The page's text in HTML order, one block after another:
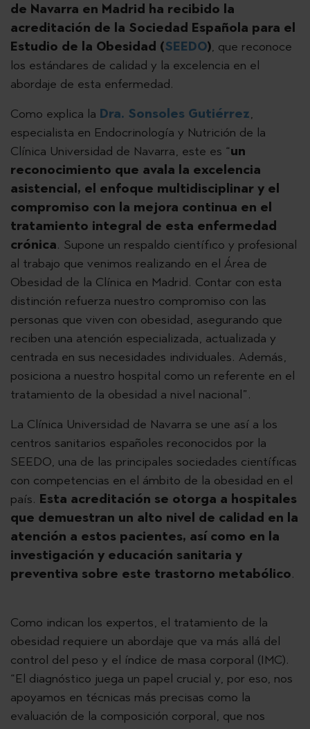
de Navarra en Madrid ha recibido la
acreditación de la Sociedad Española para el
Estudio de la Obesidad (SEEDO), que reconoce
los estándares de calidad y la excelencia en el
abordaje de esta enfermedad.
Como explica la Dra. Sonsoles Gutiérrez,
especialista en Endocrinología y Nutrición de la
Clínica Universidad de Navarra, este es “un
reconocimiento que avala la excelencia
asistencial, el enfoque multidisciplinar y el
compromiso con la mejora continua en el
tratamiento integral de esta enfermedad
crónica. Supone un respaldo científico y profesional
al trabajo que venimos realizando en el Área de
Obesidad de la Clínica en Madrid. Contar con esta
distinción refuerza nuestro compromiso con las
personas que viven con obesidad, asegurando que
reciben una atención especializada, actualizada y
centrada en sus necesidades individuales. Además,
posiciona a nuestro hospital como un referente en el
tratamiento de la obesidad a nivel nacional”.
La Clínica Universidad de Navarra se une así a los
centros sanitarios españoles reconocidos por la
SEEDO, una de las principales sociedades científicas
con competencias en el ámbito de la obesidad en el
país. Esta acreditación se otorga a hospitales
que demuestran un alto nivel de calidad en la
atención a estos pacientes, así como en la
investigación y educación sanitaria y
preventiva sobre este trastorno metabólico.
Como indican los expertos, el tratamiento de la
obesidad requiere un abordaje que va más allá del
control del peso y el índice de masa corporal (IMC).
“El diagnóstico juega un papel crucial y, por eso, nos
apoyamos en técnicas más precisas como la
evaluación de la composición corporal, que nos